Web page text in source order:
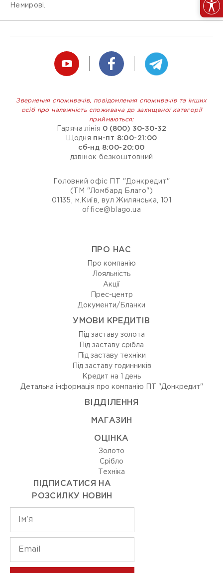
Немирові.
Звернення споживачів, повідомлення споживачів та інших
осіб про належність споживача до захищеної категорії
приймаються:
Гаряча лінія 0 (800) 30-30-32
Щодня пн-пт 8:00-21:00
сб-нд 8:00-20:00
дзвінок безкоштовний
Головний офіс ПТ "Донкредит"
(ТМ "Ломбард Благо")
01135, м.Київ, вул Жилянська, 101
office@blago.ua
ПРО НАС
Про компанію
Лояльність
Акції
Прес-центр
Документи/Бланки
УМОВИ КРЕДИТІВ
Під заставу золота
Під заставу срібла
Під заставу техніки
Під заставу годинників
Кредит на 1 день
Детальна інформація про компанію ПТ "Донкредит"
ВIДДIЛЕННЯ
МАГАЗИН
ОЦIНКА
Золото
Срiбло
Технiка
ПІДПИСАТИСЯ НА
РОЗСИЛКУ НОВИН